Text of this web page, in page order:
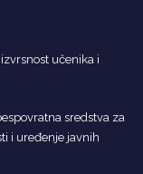
učenika i
sredstva za
i uređenje javnih